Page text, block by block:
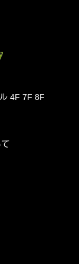
4F 7F 8F